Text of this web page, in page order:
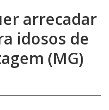
arrecadar
idosos de
(MG)